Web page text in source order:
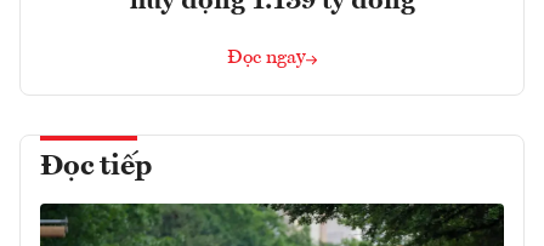
Đọc ngay
Đọc tiếp